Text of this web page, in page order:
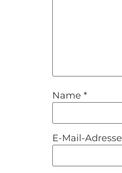
Name *
E-Mail-Adresse